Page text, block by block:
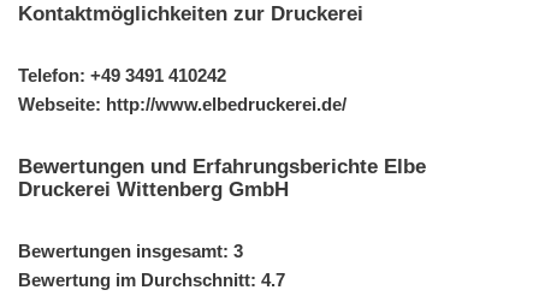
Kontaktmöglichkeiten zur Druckerei
Telefon: +49 3491 410242
Webseite: http://www.elbedruckerei.de/
Bewertungen und Erfahrungsberichte Elbe
Druckerei Wittenberg GmbH
Bewertungen insgesamt: 3
Bewertung im Durchschnitt: 4.7